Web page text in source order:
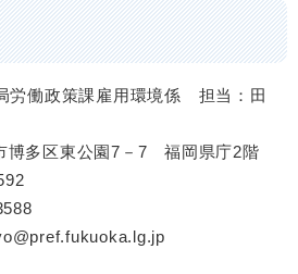
労働政策課雇用環境係 担当：田
多区東公園7－7 福岡県庁2階